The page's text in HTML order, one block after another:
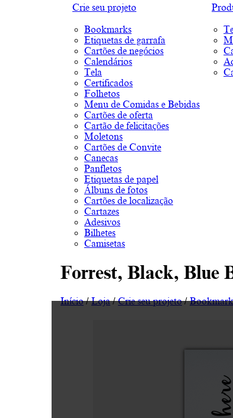
Crie seu projeto
Bookmarks
Etiquetas de garrafa
Cartões de negócios
Calendários
Tela
Certificados
Folhetos
Menu de Comidas e Bebidas
Cartões de oferta
Cartão de felicitações
Moletons
Cartões de Convite
Canecas
Panfletos
Etiquetas de papel
Álbuns de fotos
Cartões de localização
Cartazes
Adesivos
Bilhetes
Camisetas
Forrest, Black, Blue
Início/Loja/Crie seu projeto/